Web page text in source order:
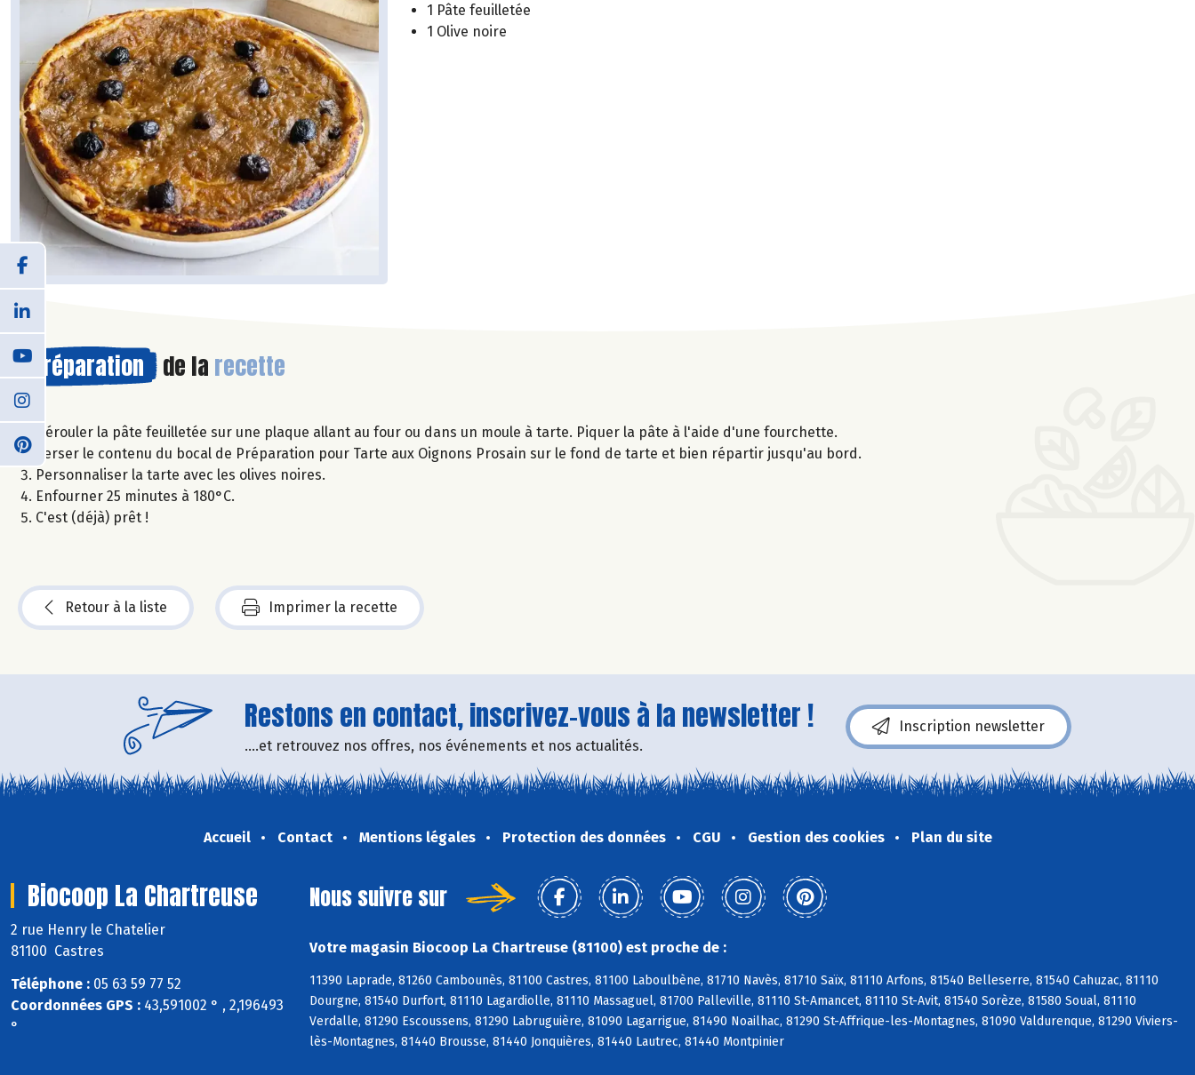
1 Pâte feuilletée
1 Olive noire
Préparation de la recette
Dérouler la pâte feuilletée sur une plaque allant au four ou dans un moule à tarte. Piquer la pâte à l'aide d'une fourchette.
Verser le contenu du bocal de Préparation pour Tarte aux Oignons Prosain sur le fond de tarte et bien répartir jusqu'au bord.
Personnaliser la tarte avec les olives noires.
Enfourner 25 minutes à 180°C.
C'est (déjà) prêt !
Retour à la liste Imprimer la recette
Restons en contact, inscrivez-vous à la newsletter !
....et retrouvez nos offres, nos événements et nos actualités.
Inscription newsletter
Accueil Contact Mentions légales Protection des données CGU Gestion des cookies Plan du site
Biocoop La Chartreuse
2 rue Henry le Chatelier
81100 Castres
Téléphone : 05 63 59 77 52
Coordonnées GPS : 43,591002 ° , 2,196493
°
Nous suivre sur
Votre magasin Biocoop La Chartreuse (81100) est proche de :
11390 Laprade, 81260 Cambounès, 81100 Castres, 81100 Laboulbène, 81710 Navès, 81710 Saïx, 81110 Arfons, 81540 Belleserre, 81540 Cahuzac, 81110
Dourgne, 81540 Durfort, 81110 Lagardiolle, 81110 Massaguel, 81700 Palleville, 81110 St-Amancet, 81110 St-Avit, 81540 Sorèze, 81580 Soual, 81110
Verdalle, 81290 Escoussens, 81290 Labruguière, 81090 Lagarrigue, 81490 Noailhac, 81290 St-Affrique-les-Montagnes, 81090 Valdurenque, 81290 Viviers-
lès-Montagnes, 81440 Brousse, 81440 Jonquières, 81440 Lautrec, 81440 Montpinier